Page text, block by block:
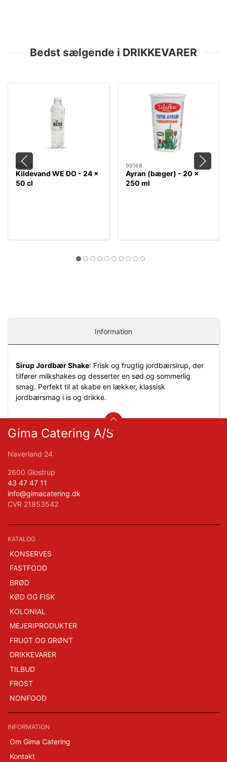
Bedst sælgende i DRIKKEVARER
88154
Kildevand WE DO - 24 x
50 cl
99168
Ayran (bæger) - 20 x
250 ml
Information
Sirup Jordbær Shake: Frisk og frugtig jordbærsirup, der
tilfører milkshakes og desserter en sød og sommerlig
smag. Perfekt til at skabe en lækker, klassisk
jordbærsmag i is og drikke.
Gima Catering A/S
Naverland 24
2600 Glostrup
43 47 47 11
info@gimacatering.dk
CVR 21853542
KATALOG
KONSERVES
FASTFOOD
BRØD
KØD OG FISK
KOLONIAL
MEJERIPRODUKTER
FRUGT OG GRØNT
DRIKKEVARER
TILBUD
FROST
NONFOOD
INFORMATION
Om Gima Catering
Kontakt